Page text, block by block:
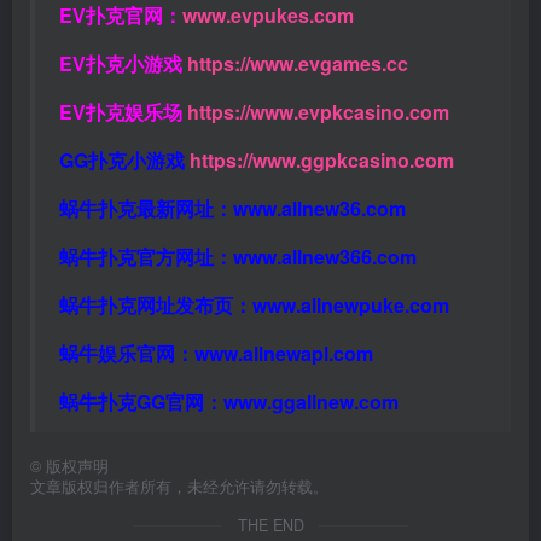
EV扑克官网： www.evpukes.com
EV扑克小游戏 https://www.evgames.cc
EV扑克娱乐场 https://www.evpkcasino.com
GG扑克小游戏 https://www.ggpkcasino.com
蜗牛扑克最新网址： www.allnew36.com
蜗牛扑克官方网址： www.allnew366.com
蜗牛扑克网址发布页： www.allnewpuke.com
蜗牛娱乐官网： www.allnewapl.com
蜗牛扑克GG官网： www.ggallnew.com
© 版权声明
文章版权归作者所有，未经允许请勿转载。
THE END